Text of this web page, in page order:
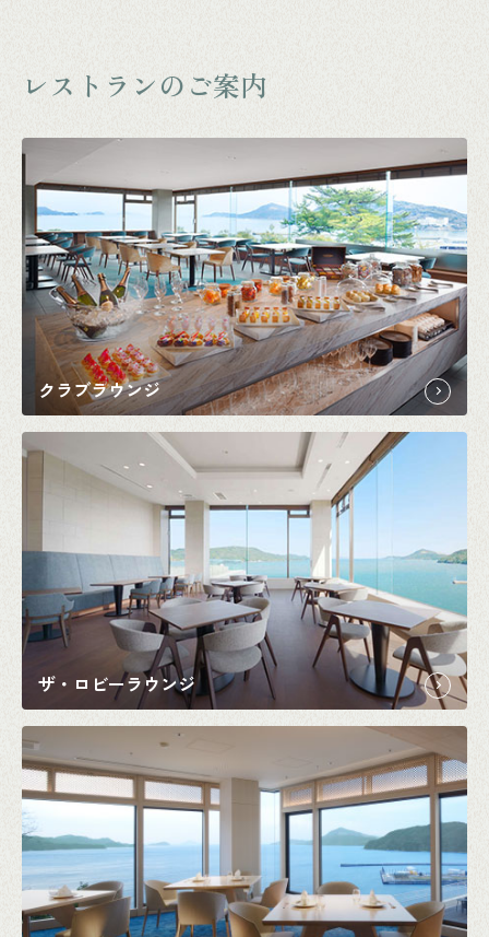
レストランのご案内
クラブラウンジ
ザ・ロビーラウンジ